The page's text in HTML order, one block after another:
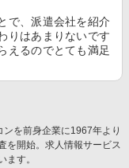
で、派遣会社を紹介
りはあまりないです
えるのでとても満足
を前身企業に1967年より
を開始。求人情報サービス
ます。